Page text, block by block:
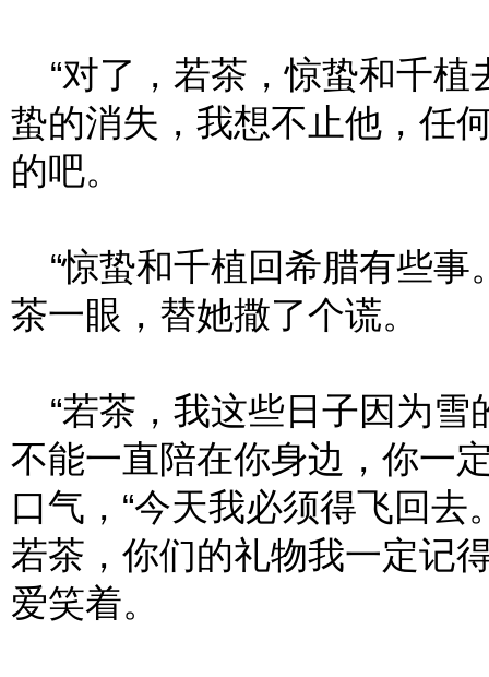
“对了，若茶，惊蛰和千植
蛰的消失，我想不止他，任
的吧。
“惊蛰和千植回希腊有些事
茶一眼，替她撒了个谎。
“若茶，我这些日子因为雪
不能一直陪在你身边，你一
口气，“今天我必须得飞回
若茶，你们的礼物我一定记
爱笑着。